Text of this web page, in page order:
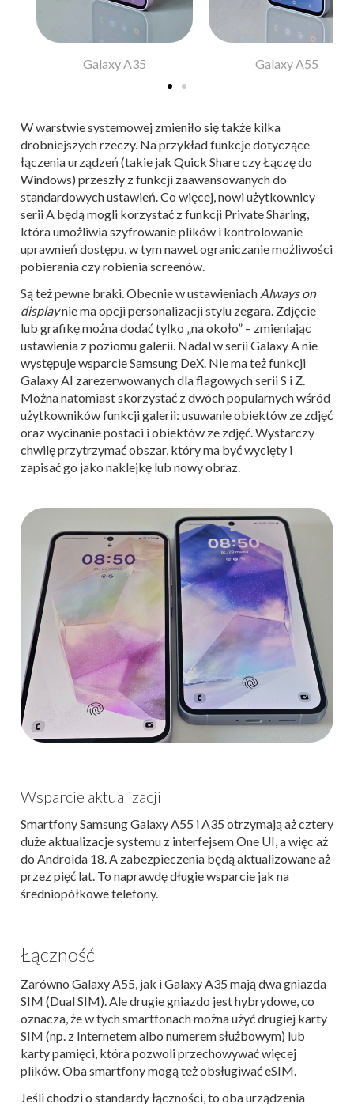
Galaxy A35 Galaxy A55
W warstwie systemowej zmieniło się także kilka
drobniejszych rzeczy. Na przykład funkcje dotyczące
łączenia urządzeń (takie jak Quick Share czy Łączę do
Windows) przeszły z funkcji zaawansowanych do
standardowych ustawień. Co więcej, nowi użytkownicy
serii A będą mogli korzystać z funkcji Private Sharing,
która umożliwia szyfrowanie plików i kontrolowanie
uprawnień dostępu, w tym nawet ograniczanie możliwości
pobierania czy robienia screenów.
Są też pewne braki. Obecnie w ustawieniach Always on
displaynie ma opcji personalizacji stylu zegara. Zdjęcie
lub grafikę można dodać tylko „na około” – zmieniając
ustawienia z poziomu galerii. Nadal w serii Galaxy A nie
występuje wsparcie Samsung DeX. Nie ma też funkcji
Galaxy AI zarezerwowanych dla flagowych serii S i Z.
Można natomiast skorzystać z dwóch popularnych wśród
użytkowników funkcji galerii: usuwanie obiektów ze zdjęć
oraz wycinanie postaci i obiektów ze zdjęć. Wystarczy
chwilę przytrzymać obszar, który ma być wycięty i
zapisać go jako naklejkę lub nowy obraz.
Wsparcie aktualizacji
Smartfony Samsung Galaxy A55 i A35 otrzymają aż cztery
duże aktualizacje systemu z interfejsem One UI, a więc aż
do Androida 18. A zabezpieczenia będą aktualizowane aż
przez pięć lat. To naprawdę długie wsparcie jak na
średniopółkowe telefony.
Łączność
Zarówno Galaxy A55, jak i Galaxy A35 mają dwa gniazda
SIM (Dual SIM). Ale drugie gniazdo jest hybrydowe, co
oznacza, że w tych smartfonach można użyć drugiej karty
SIM (np. z Internetem albo numerem służbowym) lub
karty pamięci, która pozwoli przechowywać więcej
plików. Oba smartfony mogą też obsługiwać eSIM.
Jeśli chodzi o standardy łączności, to oba urządzenia